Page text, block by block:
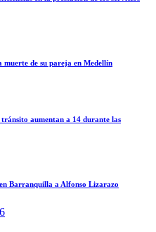
de su pareja en Medellín
aumentan a 14 durante las
Barranquilla a Alfonso Lizarazo